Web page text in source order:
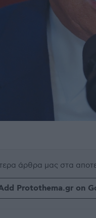
άρθρα μας στα
Protothema.gr on